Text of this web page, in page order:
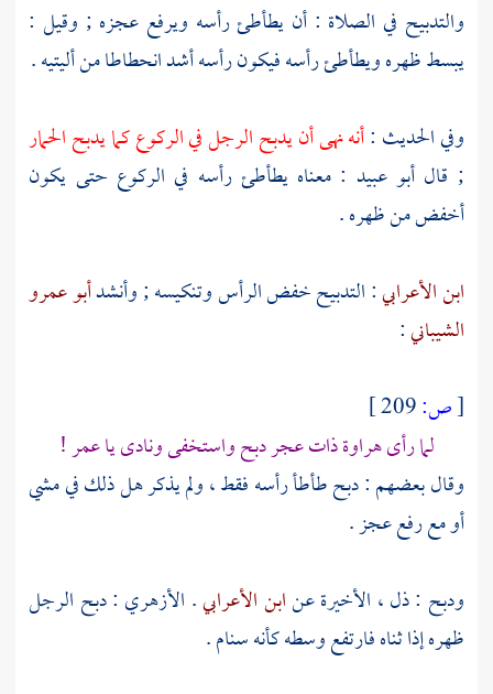
والتدبيح في الصلاة : أن يطأطئ رأسه ويرفع عجزه ; وقيل :
يبسط ظهره ويطأطئ رأسه فيكون رأسه أشد انحطاطا من أليتيه .
وفي الحديث :أنه نهى أن يدبح الرجل في الركوع كما يدبح الحمار
; قال أبو عبيد : معناه يطأطئ رأسه في الركوع حتى يكون
أخفض من ظهره .
ابن الأعرابي: التدبيح خفض الرأس وتنكيسه ; وأنشدأبو عمرو
الشيباني:
[ص:
لما رأى هراوة ذات عجر دبح واستخفى ونادى يا عمر !
وقال بعضهم : دبح طأطأ رأسه فقط ، ولم يذكر هل ذلك في مشي
أو مع رفع عجز .
ودبح : ذل ، الأخيرة عنابن الأعرابي. الأزهري : دبح الرجل
ظهره إذا ثناه فارتفع وسطه كأنه سنام .